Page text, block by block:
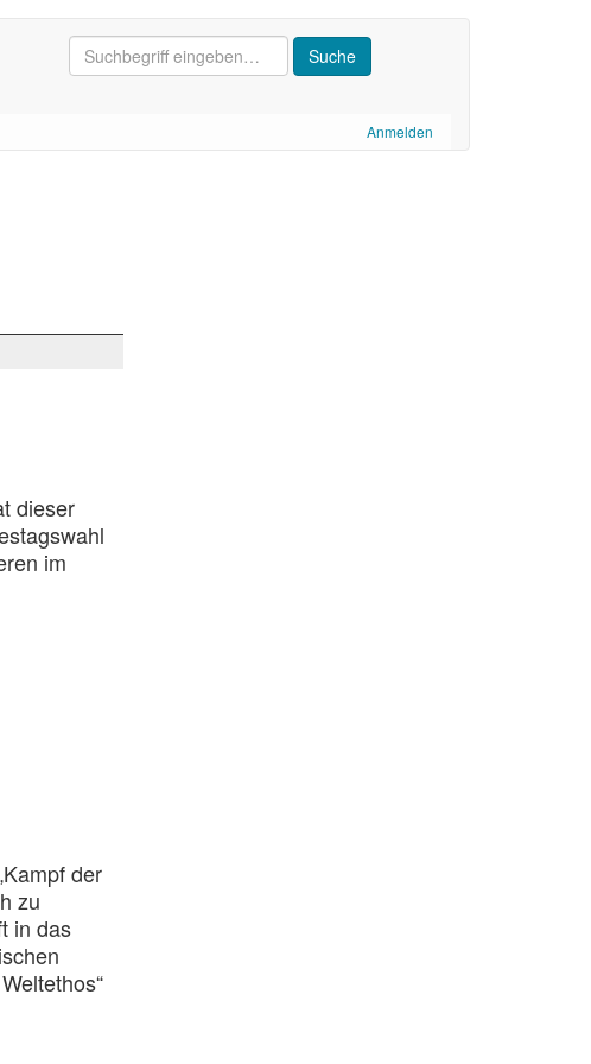
Anmelden
dieser
im
der
zu
in das